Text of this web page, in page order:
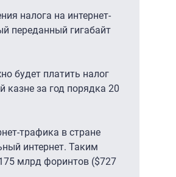
налога на интернет-
переданный гигабайт
будет платить налог
казне за год порядка 20
трафика в стране
интернет. Таким
млрд форинтов ($727